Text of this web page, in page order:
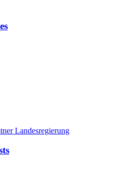
Landesregierung